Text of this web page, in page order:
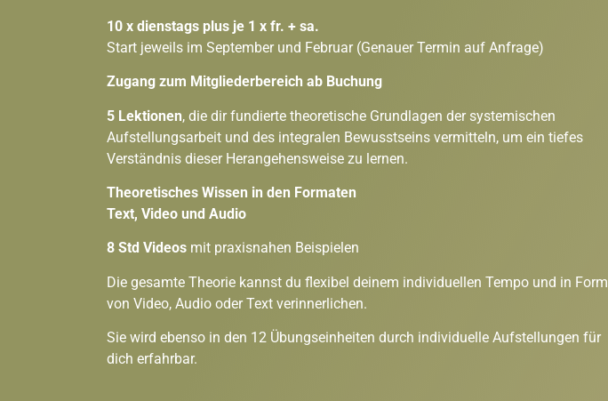
10 x dienstags plus je 1 x fr. + sa.
Start jeweils im September und Februar (Genauer Termin auf Anfrage)
Zugang zum Mitgliederbereich ab Buchung
5 Lektionen, die dir fundierte theoretische Grundlagen der systemischen
Aufstellungsarbeit und des integralen Bewusstseins vermitteln, um ein tiefes
Verständnis dieser Herangehensweise zu lernen.
Theoretisches Wissen in den Formaten
Text, Video und Audio
8 Std Videos mit praxisnahen Beispielen
Die gesamte Theorie kannst du flexibel deinem individuellen Tempo und in Form
von Video, Audio oder Text verinnerlichen.
Sie wird ebenso in den 12 Übungseinheiten durch individuelle Aufstellungen für
dich erfahrbar.